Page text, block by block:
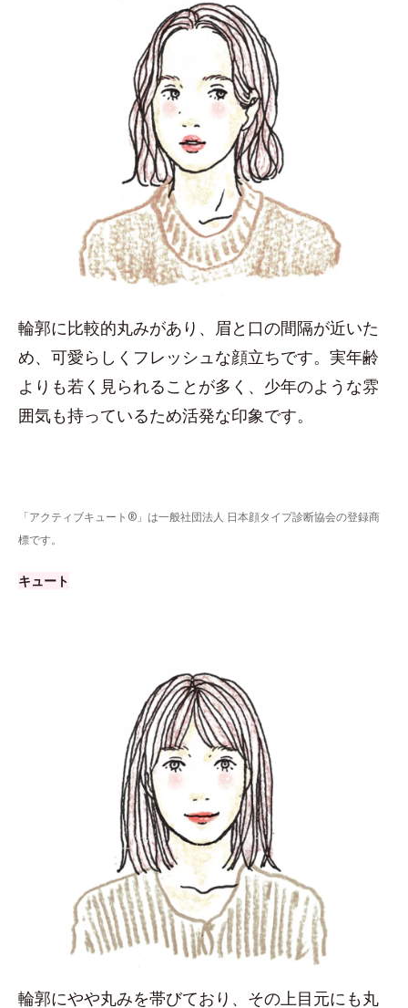
輪郭に比較的丸みがあり、眉と口の間隔が近いた
め、可愛らしくフレッシュな顔立ちです。実年齢
よりも若く見られることが多く、少年のような雰
囲気も持っているため活発な印象です。
「アクティブキュート®」は一般社団法人 日本顔タイプ診断協会の登録商
標です。
キュート
輪郭にやや丸みを帯びており、その上目元にも丸